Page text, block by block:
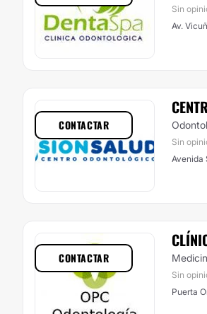
Sin
Av.
Sin
Avenida
CONTACTAR
Sin
Puerta
CONTACTAR